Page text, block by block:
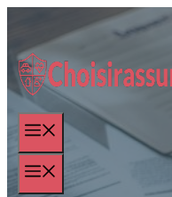
contenu
Menu